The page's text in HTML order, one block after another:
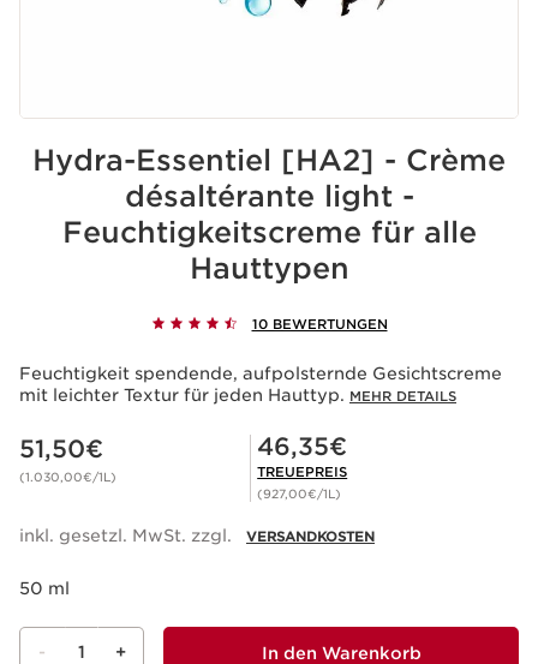
Hydra-Essentiel [HA2] - Crème
désaltérante light -
Feuchtigkeitscreme für alle
Hauttypen
10 BEWERTUNGEN
Feuchtigkeit spendende, aufpolsternde Gesichtscreme
mit leichter Textur für jeden Hauttyp. MEHR DETAILS
Aktueller Preis 51,50€
51,50€
(1.030,00€/1L)
Mitgliederpreis 46,35€
46,35€
TREUEPREIS
(927,00€/1L)
inkl. gesetzl. MwSt. zzgl. VERSANDKOSTEN
50 ml
- 1 + In den Warenkorb